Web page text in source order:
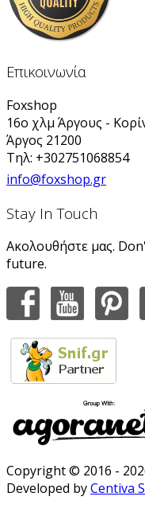
Επικοινωνία
Foxshop
16ο χλμ Άργους -
Άργος 21200
Τηλ: +302751068854
info@foxshop.gr
Stay In Touch
Ακολουθήστε μας.
future.
Copyright © 2016 -
Developed byCentiva